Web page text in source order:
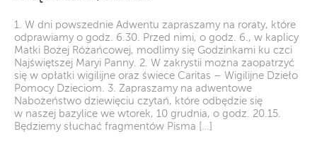
1. W dni powszednie Adwentu zapraszamy na roraty, które
odprawiamy o godz. 6.30. Przed nimi, o godz. 6., w kaplicy
Matki Bożej Różańcowej, modlimy się Godzinkami ku czci
Najświętszej Maryi Panny. 2. W zakrystii można zaopatrzyć
się w opłatki wigilijne oraz świece Caritas – Wigilijne Dzieło
Pomocy Dzieciom. 3. Zapraszamy na adwentowe
Nabożeństwo dziewięciu czytań, które odbędzie się
w naszej bazylice we wtorek, 10 grudnia, o godz. 20.15.
Będziemy słuchać fragmentów Pisma […]